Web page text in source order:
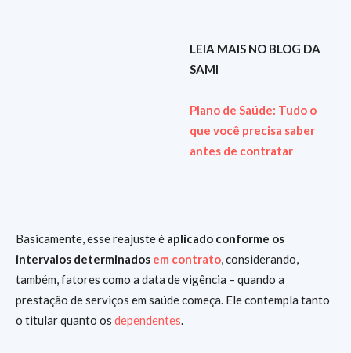
LEIA MAIS NO BLOG DA
SAMI
Plano de Saúde: Tudo o
que você precisa saber
antes de contratar
Basicamente, esse reajuste é aplicado conforme os
intervalos determinados em contrato, considerando,
também, fatores como a data de vigência – quando a
prestação de serviços em saúde começa. Ele contempla tanto
o titular quanto os dependentes.